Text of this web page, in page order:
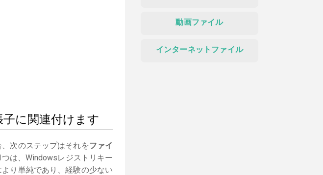
に関連付けます
次のステップはそれをファイ
は、Windowsレジストリキー
り単純であり、経験の少ない
動画ファイル
インターネットファイル